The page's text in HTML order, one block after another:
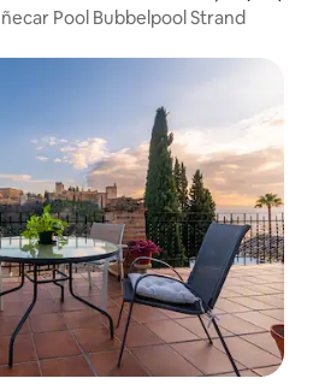
Pool Bubbelpool Strand